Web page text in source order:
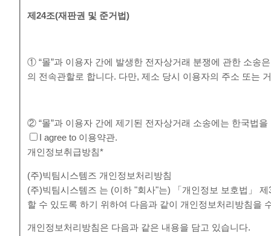
제24조(재판권 및 준거법)
① “몰”과 이용자 간에 발생한 전자상거래 분쟁에 관한 소송
의 전속관할로 합니다. 다만, 제소 당시 이용자의 주소 또는
② “몰”과 이용자 간에 제기된 전자상거래 소송에는 한국법을
I agree to 이용약관.
개인정보취급방침*
(주)빅팀시스템즈 개인정보처리방침
(주)빅팀시스템즈 는 (이하 "회사"는) 「개인정보 보호법」
할 수 있도록 하기 위하여 다음과 같이 개인정보처리방침을
개인정보처리방침은 다음과 같은 내용을 담고 있습니다.